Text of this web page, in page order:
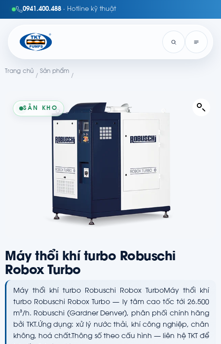
0941.400.488 · Hotline kỹ thuật
Trang chủ
/
Sản phẩm
/
SẴN KHO
Máy thổi khí turbo Robuschi
Robox Turbo
Máy thổi khí turbo Robuschi Robox TurboMáy thổi khí
turbo Robuschi Robox Turbo — ly tâm cao tốc tới 26.500
m³/h. Robuschi (Gardner Denver), phân phối chính hãng
bởi TKT.Ứng dụng: xử lý nước thải, khí công nghiệp, chân
không, hoá chất.Thông số theo cấu hình — liên hệ TKT để